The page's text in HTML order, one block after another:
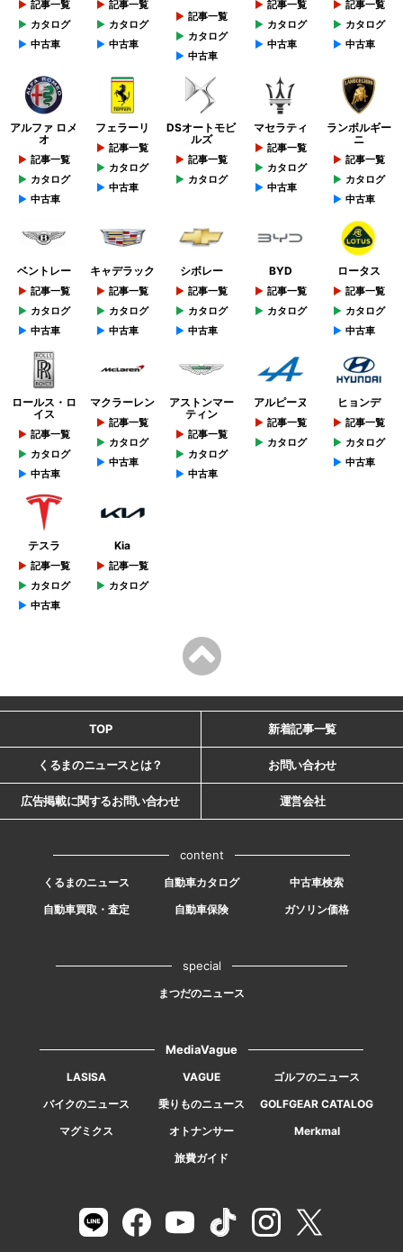
記事一覧
カタログ
中古車
記事一覧
カタログ
中古車
記事一覧
カタログ
中古車
記事一覧
カタログ
中古車
記事一覧
カタログ
中古車
アルファ ロメ
オ
記事一覧
カタログ
中古車
フェラーリ
記事一覧
カタログ
中古車
DSオートモビ
ルズ
記事一覧
カタログ
マセラティ
記事一覧
カタログ
中古車
ランボルギー
ニ
記事一覧
カタログ
中古車
ベントレー
記事一覧
カタログ
中古車
キャデラック
記事一覧
カタログ
中古車
シボレー
記事一覧
カタログ
中古車
BYD
記事一覧
カタログ
ロータス
記事一覧
カタログ
中古車
ロールス・ロ
イス
記事一覧
カタログ
中古車
マクラーレン
記事一覧
カタログ
中古車
アストンマー
ティン
記事一覧
カタログ
中古車
アルピーヌ
記事一覧
カタログ
ヒョンデ
記事一覧
カタログ
中古車
テスラ
記事一覧
カタログ
中古車
Kia
記事一覧
カタログ
TOP 新着記事一覧
くるまのニュースとは？ お問い合わせ
広告掲載に関するお問い合わせ 運営会社
content
くるまのニュース 自動車カタログ
中古車検索
自動車買取・査定
自動車保険 ガソリン価格
special
まつだのニュース
MediaVague
LASISA VAGUE
ゴルフのニュース
バイクのニュース
乗りものニュース
GOLFGEAR CATALOG
マグミクス
オトナンサー
Merkmal
旅費ガイド